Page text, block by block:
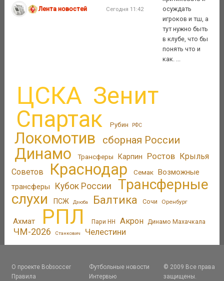
Лента новостей Сегодня 11:42
осуждать
игроков и тш, а
тут нужно быть
в клубе, что бы
понять что и
как. ...
ЦСКА Зенит
Спартак Рубин РФС
Локомотив сборная России
Динамо Трансферы Карпин Ростов Крылья
Советов
Краснодар Семак Возможные
трансферы
Кубок России
Трансферные
слухи
ПСЖ Дзюба Балтика Сочи Оренбург
Ахмат РПЛ Пари НН Акрон Динамо Махачкала
ЧМ-2026 Станкович Челестини
О проекте Bobsoccer
Правила
Футбольные новости
Интервью
© 2009 Все права
защищены.